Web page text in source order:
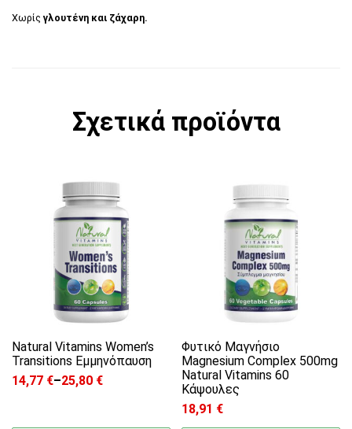
Χωρίς γλουτένη και ζάχαρη.
Σχετικά προϊόντα
Natural Vitamins Women’s
Transitions Εμμηνόπαυση
14,77 €–25,80 €
Price range: 14,77 € through 25,80 €
Αυτό το προϊόν έχει πολλαπλές
Φυτικό Μαγνήσιο
Magnesium Complex 500mg
Natural Vitamins 60
Κάψουλες
18,91 €